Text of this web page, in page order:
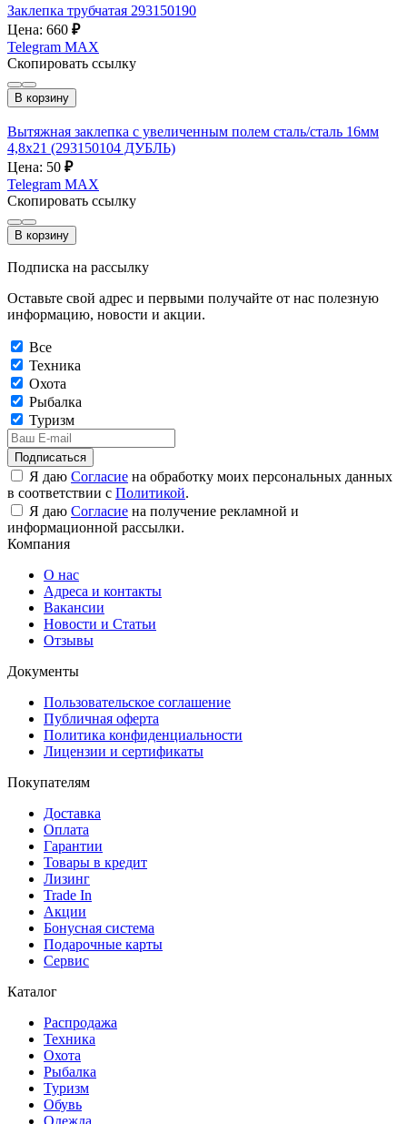
Заклепка трубчатая 293150190
Цена: 660 ₽
Telegram MAX
Скопировать ссылку
В корзину
Вытяжная заклепка с увеличенным полем сталь/сталь 16мм
4,8х21 (293150104 ДУБЛЬ)
Цена: 50 ₽
Telegram MAX
Скопировать ссылку
В корзину
Подписка на рассылку
Оставьте свой адрес и первыми получайте от нас полезную
информацию, новости и акции.
Все
Техника
Охота
Рыбалка
Туризм
Подписаться
Я даю Согласие на обработку моих персональных данных
в соответствии с Политикой.
Я даю Согласие на получение рекламной и
информационной рассылки.
Компания
О нас
Адреса и контакты
Вакансии
Новости и Статьи
Отзывы
Документы
Пользовательское соглашение
Публичная оферта
Политика конфиденциальности
Лицензии и сертификаты
Покупателям
Доставка
Оплата
Гарантии
Товары в кредит
Лизинг
Trade In
Акции
Бонусная система
Подарочные карты
Сервис
Каталог
Распродажа
Техника
Охота
Рыбалка
Туризм
Обувь